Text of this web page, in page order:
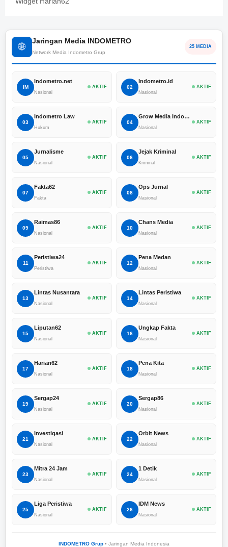
🌐
Jaringan Media INDOMETRO
Network Media Indometro Grup
25 MEDIA
IM
Indometro.net
Nasional
AKTIF 02
Indometro.id
Nasional
AKTIF
03
Indometro Law
Hukum
AKTIF 04
Grow Media Indonesia
Nasional
AKTIF
05
Jurnalisme
Nasional
AKTIF 06
Jejak Kriminal
Kriminal
AKTIF
07
Fakta62
Fakta
AKTIF 08
Ops Jurnal
Nasional
AKTIF
09
Raimas86
Nasional
AKTIF 10
Chans Media
Nasional
AKTIF
11
Peristiwa24
Peristiwa
AKTIF 12
Pena Medan
Nasional
AKTIF
13
Lintas Nusantara
Nasional
AKTIF 14
Lintas Peristiwa
Nasional
AKTIF
15
Liputan62
Nasional
AKTIF 16
Ungkap Fakta
Nasional
AKTIF
17
Harian62
Nasional
AKTIF 18
Pena Kita
Nasional
AKTIF
19
Sergap24
Nasional
AKTIF 20
Sergap86
Nasional
AKTIF
21
Investigasi
Nasional
AKTIF 22
Orbit News
Nasional
AKTIF
23
Mitra 24 Jam
Nasional
AKTIF 24
1 Detik
Nasional
AKTIF
25
Liga Peristiwa
Nasional
AKTIF 26
IDM News
Nasional
AKTIF
INDOMETRO Grup • Jaringan Media Indonesia